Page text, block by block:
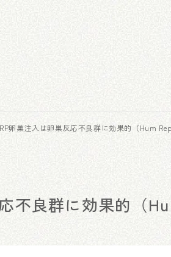
卵巣注入は卵巣反応不良群に効果的（Hum
不良群に効果的（